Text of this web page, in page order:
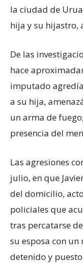
la ciudad de
hija y su hijastro,
De las
hace
imputado
a su hija,
un arma de
presencia del
Las agresiones
julio, en que
del domicilio,
policiales que
tras percatarse
su esposa con
detenido y